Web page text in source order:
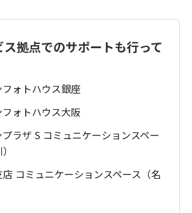
拠点でのサポートも行って
ォトハウス銀座
ォトハウス大阪
ラザ S コミュニケーションスペー
コミュニケーションスペース（名